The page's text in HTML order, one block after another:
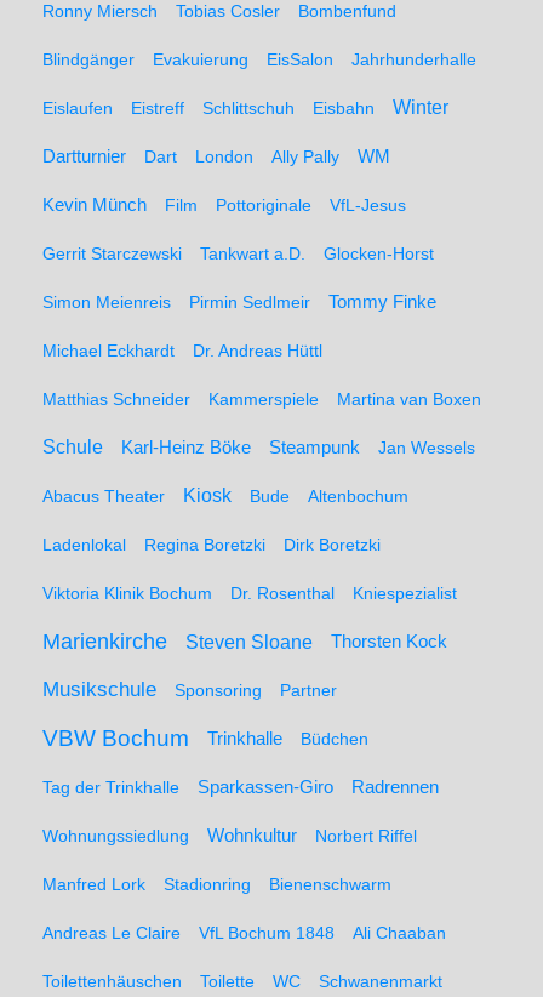
Ronny Miersch Tobias Cosler Bombenfund
Blindgänger Evakuierung EisSalon Jahrhunderhalle
Eislaufen Eistreff Schlittschuh Eisbahn Winter
Dartturnier Dart London Ally Pally WM
Kevin Münch Film Pottoriginale VfL-Jesus
Gerrit Starczewski Tankwart a.D. Glocken-Horst
Simon Meienreis Pirmin Sedlmeir Tommy Finke
Michael Eckhardt Dr. Andreas Hüttl
Matthias Schneider Kammerspiele Martina van Boxen
Schule Karl-Heinz Böke Steampunk Jan Wessels
Abacus Theater Kiosk Bude Altenbochum
Ladenlokal Regina Boretzki Dirk Boretzki
Viktoria Klinik Bochum Dr. Rosenthal Kniespezialist
Marienkirche Steven Sloane Thorsten Kock
Musikschule Sponsoring Partner
VBW Bochum Trinkhalle Büdchen
Tag der Trinkhalle Sparkassen-Giro Radrennen
Wohnungssiedlung Wohnkultur Norbert Riffel
Manfred Lork Stadionring Bienenschwarm
Andreas Le Claire VfL Bochum 1848 Ali Chaaban
Toilettenhäuschen Toilette WC Schwanenmarkt